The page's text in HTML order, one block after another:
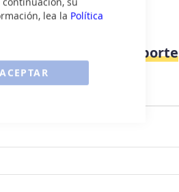
lea la Política
ACEPTAR
SILICONE - Deporte